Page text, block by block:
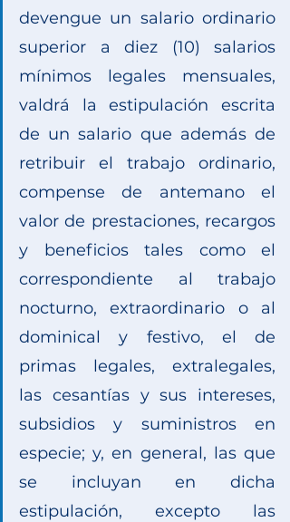
devengue un salario ordinario
superior a diez (10) salarios
mínimos legales mensuales,
valdrá la estipulación escrita
de un salario que además de
retribuir el trabajo ordinario,
compense de antemano el
valor de prestaciones, recargos
y beneficios tales como el
correspondiente al trabajo
nocturno, extraordinario o al
dominical y festivo, el de
primas legales, extralegales,
las cesantías y sus intereses,
subsidios y suministros en
especie; y, en general, las que
se incluyan en dicha
estipulación, excepto las